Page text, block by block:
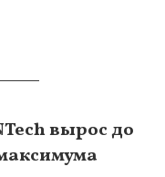
вырос до